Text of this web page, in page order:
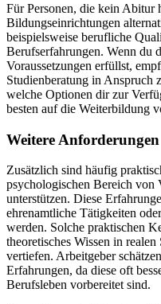
Für Personen, die kein Abitur
Bildungseinrichtungen
beispielsweise berufliche
Berufserfahrungen. Wenn du
Voraussetzungen erfüllst,
Studienberatung in Anspruch
welche Optionen dir zur
besten auf die Weiterbildung
Weitere Anforderungen
Zusätzlich sind häufig
psychologischen Bereich von
unterstützen. Diese
ehrenamtliche Tätigkeiten
werden. Solche praktischen
theoretisches Wissen in
vertiefen. Arbeitgeber
Erfahrungen, da diese oft
Berufsleben vorbereitet sind.